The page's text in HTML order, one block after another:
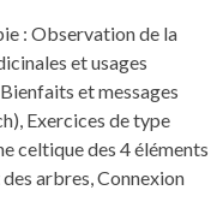
: Observation de la
et usages
et messages
Exercices de type
celtique des 4 éléments
arbres, Connexion